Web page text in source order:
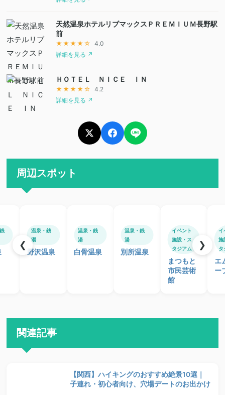
天然温泉ホテルリブマックスＰＲＥＭＩＵＭ長野駅
前
★★★★☆
4.0
詳細を見る ↗
ＨＯＴＥＬ ＮＩＣＥ ＩＮ
★★★★☆
4.2
詳細を見る ↗
周辺スポット
温泉・銭
湯
野沢温泉
温泉・銭
湯
白骨温泉
温泉・銭
湯
別所温泉
イベント
施設・ス
タジアム
まつもと
市民芸術
館
イ
施
タ
エ
ー
❮ ❯
関連記事
【関西】ハイキングのおすすめ絶景10選｜
子連れ・初心者向け、穴場デートのお出かけ